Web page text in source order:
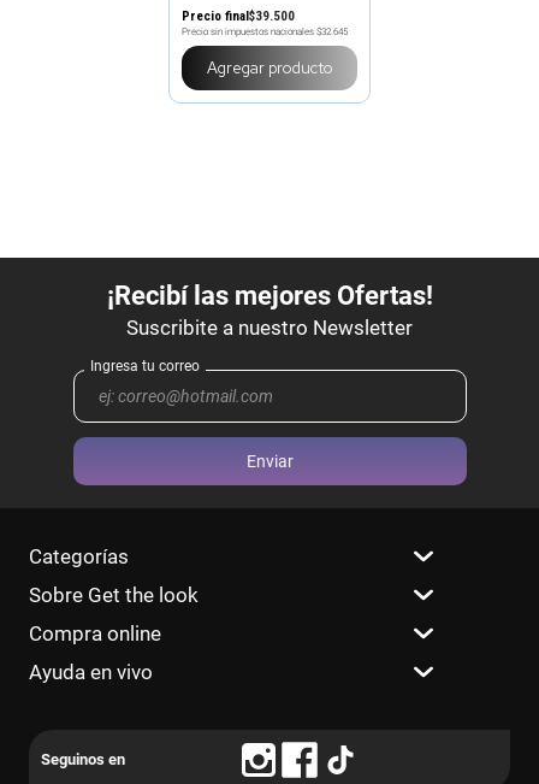
Precio final$39.500
Precio sin impuestos nacionales $32.645
Agregar producto
Enviar
Categorías
Sobre Get the look
Compra online
Ayuda en vivo